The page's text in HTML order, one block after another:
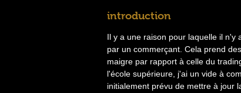
introduction
Il y a une raison pour laquelle il n'y
par un commerçant. Cela prend
maigre par rapport à celle du
l'école supérieure, j'ai un vide à
initialement prévu de mettre à jour